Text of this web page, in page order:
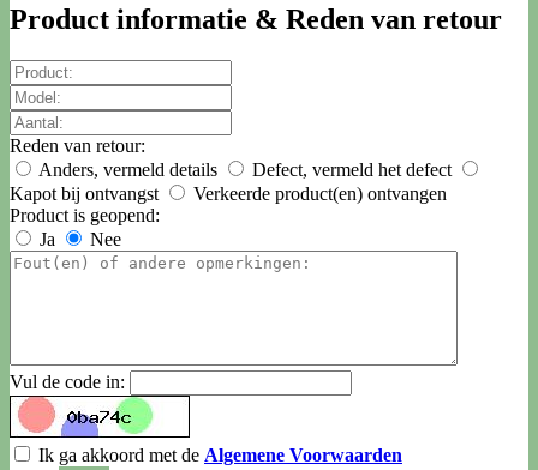
Product informatie & Reden van retour
Reden van retour:
Anders, vermeld details
Defect, vermeld het defect
Kapot bij ontvangst
Verkeerde product(en) ontvangen
Product is geopend:
Ja
Nee
Vul de code in:
Ik ga akkoord met de Algemene Voorwaarden